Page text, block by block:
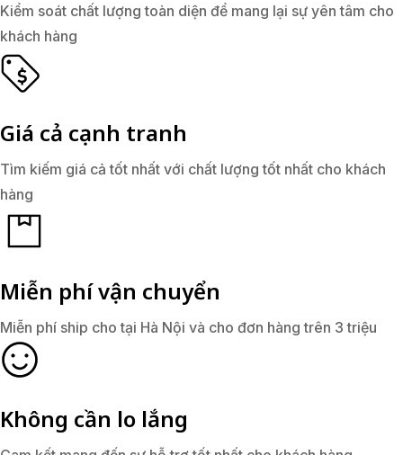
Kiểm soát chất lượng toàn diện để mang lại sự yên tâm cho
khách hàng
Giá cả cạnh tranh
Tìm kiếm giá cả tốt nhất với chất lượng tốt nhất cho khách
hàng
Miễn phí vận chuyển
Miễn phí ship cho tại Hà Nội và cho đơn hàng trên 3 triệu
Không cần lo lắng